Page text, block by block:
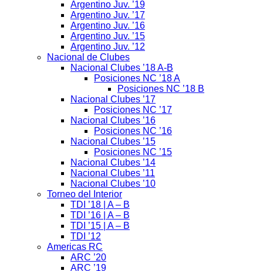
Argentino Juv. ’19
Argentino Juv. ’17
Argentino Juv. ’16
Argentino Juv. ’15
Argentino Juv. ’12
Nacional de Clubes
Nacional Clubes ’18 A-B
Posiciones NC ’18 A
Posiciones NC ’18 B
Nacional Clubes ’17
Posiciones NC ’17
Nacional Clubes ’16
Posiciones NC ’16
Nacional Clubes ’15
Posiciones NC ’15
Nacional Clubes ’14
Nacional Clubes ’11
Nacional Clubes ’10
Torneo del Interior
TDI ’18 | A – B
TDI ’16 | A – B
TDI ’15 | A – B
TDI ’12
Americas RC
ARC ’20
ARC ’19